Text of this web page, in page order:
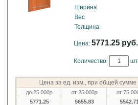
Ширина
Вес
Толщина
Цена: 5771.25 руб.
Количество:
Цена за ед. изм., при общей сумме
до 25 000р от 25 000р от 75
5771.25
5655.83 5542.71